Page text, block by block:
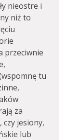
nieostre i
niż to
przeciwnie
tu
za
czy jesiony,
lub